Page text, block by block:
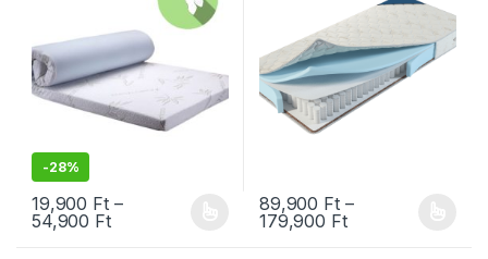
-28%
19,900 Ft –
54,900 FtÁrtartomány: 19,900 Ft - 54,900 Ft
Ennek a terméknek több variációja van. A változatok a
89,900 Ft –
179,900 FtÁrtartomány:
Ennek a terméknek több